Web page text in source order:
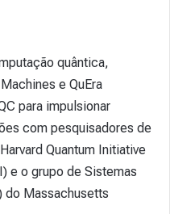
quântica,
e QuEra
para impulsionar
com pesquisadores de
Quantum Initiative
e o grupo de Sistemas
do Massachusetts